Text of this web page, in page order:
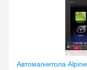
Автомагнитола